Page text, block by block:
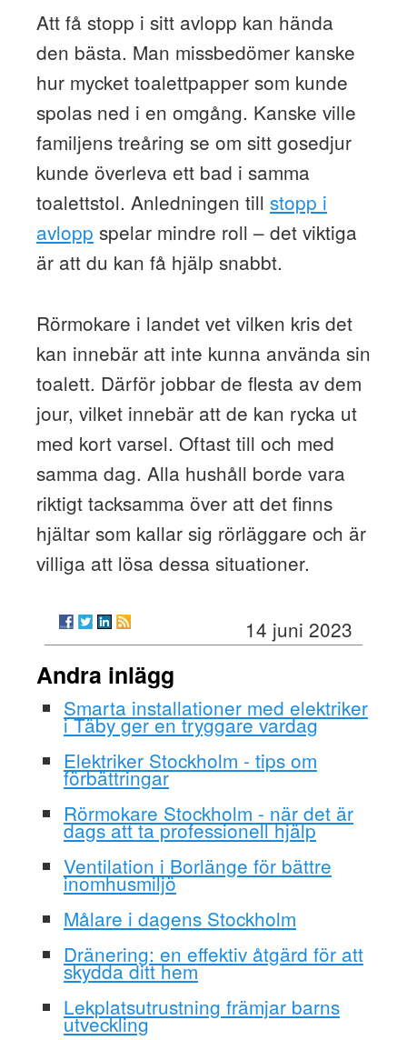
Att få stopp i sitt avlopp kan hända
den bästa. Man missbedömer kanske
hur mycket toalettpapper som kunde
spolas ned i en omgång. Kanske ville
familjens treåring se om sitt gosedjur
kunde överleva ett bad i samma
toalettstol. Anledningen till stopp i
avlopp spelar mindre roll – det viktiga
är att du kan få hjälp snabbt.
Rörmokare i landet vet vilken kris det
kan innebär att inte kunna använda sin
toalett. Därför jobbar de flesta av dem
jour, vilket innebär att de kan rycka ut
med kort varsel. Oftast till och med
samma dag. Alla hushåll borde vara
riktigt tacksamma över att det finns
hjältar som kallar sig rörläggare och är
villiga att lösa dessa situationer.
14 juni 2023
Andra inlägg
Smarta installationer med elektriker
i Täby ger en tryggare vardag
Elektriker Stockholm - tips om
förbättringar
Rörmokare Stockholm - när det är
dags att ta professionell hjälp
Ventilation i Borlänge för bättre
inomhusmiljö
Målare i dagens Stockholm
Dränering: en effektiv åtgärd för att
skydda ditt hem
Lekplatsutrustning främjar barns
utveckling